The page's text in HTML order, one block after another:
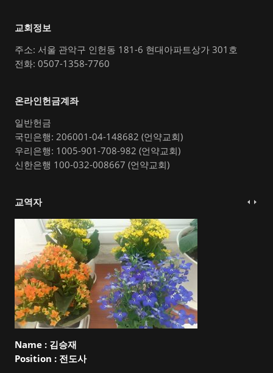
교회정보
주소: 서울 관악구 인헌동 181-6 현대아파트상가 301호
전화: 0507-1358-7760
온라인헌금계좌
일반헌금
국민은행: 206001-04-148682 (언약교회)
우리은행: 1005-901-708-982 (언약교회)
신한은행 100-032-008667 (언약교회)
교역자
Name : 김승재
Position : 전도사